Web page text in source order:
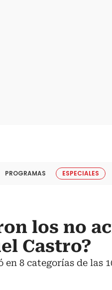
PROGRAMAS ESPECIALES
los no
Castro?
en 8 categorías de las